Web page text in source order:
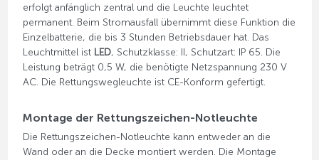
erfolgt anfänglich zentral und die Leuchte leuchtet
permanent. Beim Stromausfall übernimmt diese Funktion die
Einzelbatterie, die bis 3 Stunden Betriebsdauer hat. Das
Leuchtmittel ist LED, Schutzklasse: II, Schutzart: IP 65. Die
Leistung beträgt 0,5 W, die benötigte Netzspannung 230 V
AC. Die Rettungswegleuchte ist CE-Konform gefertigt.
Montage der Rettungszeichen-Notleuchte
Die Rettungszeichen-Notleuchte kann entweder an die
Wand oder an die Decke montiert werden. Die Montage